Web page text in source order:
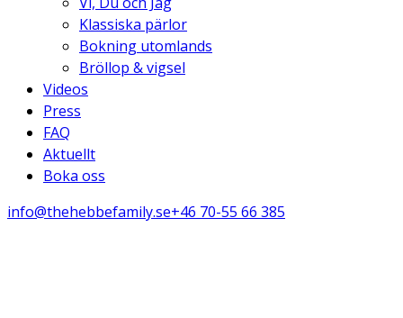
Klassiska pärlor
Bokning utomlands
Bröllop & vigsel
Videos
Press
FAQ
Aktuellt
Boka oss
info@thehebbefamily.se+46 70-55 66 385